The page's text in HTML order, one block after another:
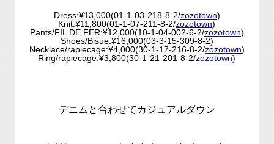
Dress:¥13,000(01-1-03-218-8-2/zozotown)
Knit:¥11,800(01-1-07-211-8-2/zozotown)
Pants/FIL DE FER:¥12,000(10-1-04-002-6-2/zozotown)
Shoes/Bisue:¥16,000(03-3-15-309-8-2)
Necklace/rapiecage:¥4,000(30-1-17-216-8-2/zozotown)
Ring/rapiecage:¥3,800(30-1-21-201-8-2/zozotown)
デニムと合わせてカジュアルダウン